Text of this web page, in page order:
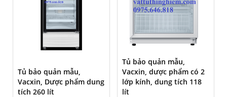
Tủ bảo quản mẫu,
Vacxin, Dược phẩm dung
tích 260 lít
Tủ bảo quản mẫu,
Vacxin, dược phẩm có 2
lớp kính, dung tích 118
lít